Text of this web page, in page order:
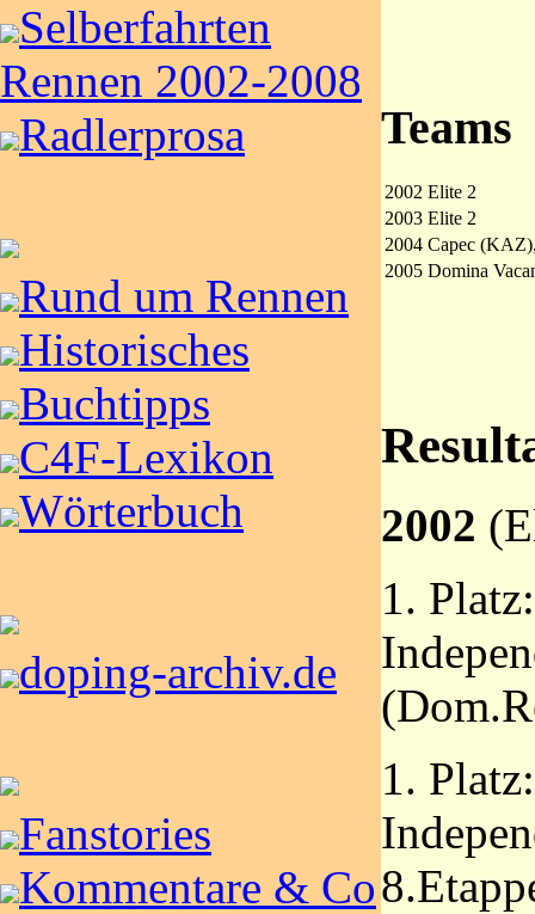
Selberfahrten
Rennen 2002-2008
Radlerprosa
Rund um Rennen
Historisches
Buchtipps
C4F-Lexikon
Wörterbuch
doping-archiv.de
Fanstories
Kommentare & Co
Teams
2002 Elite 2
2003 Elite 2
2004 Capec
2005 Domina
2002
1.
1.